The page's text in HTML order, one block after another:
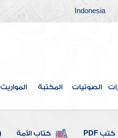
Indonesia
الصوتيات المكتبة المواريث
كتب PDF كتاب الأمة